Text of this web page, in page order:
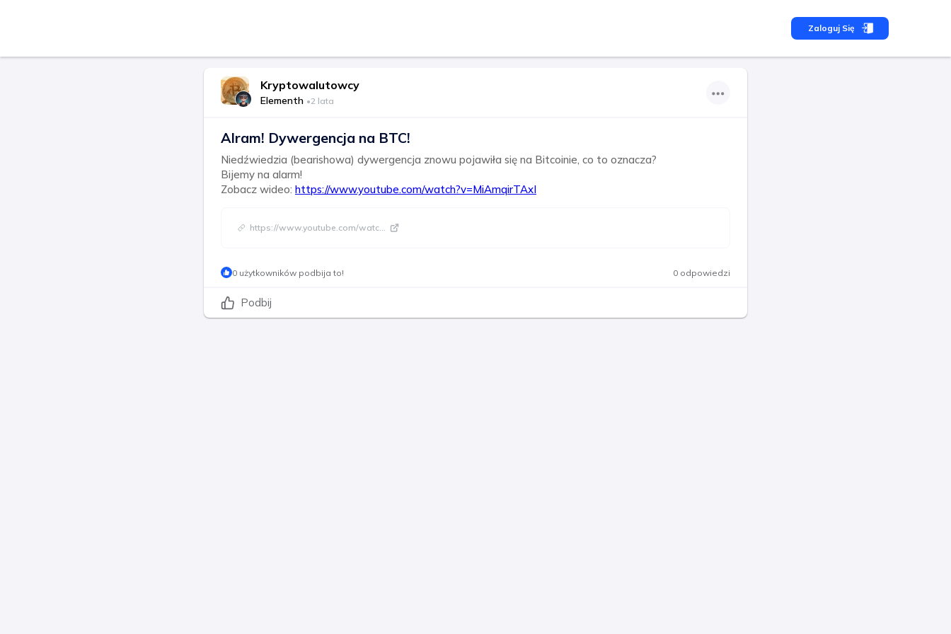
Zaloguj Się
Kryptowalutowcy
Elementh •2 lata
Alram! Dywergencja na BTC!
Niedźwiedzia (bearishowa) dywergencja znowu pojawiła się na Bitcoinie, co to oznacza?
Bijemy na alarm!
Zobacz wideo: https://www.youtube.com/watch?v=MiAmqirTAxI
https://www.youtube.com/watc...
0 użytkowników podbija to! 0 odpowiedzi
Podbij